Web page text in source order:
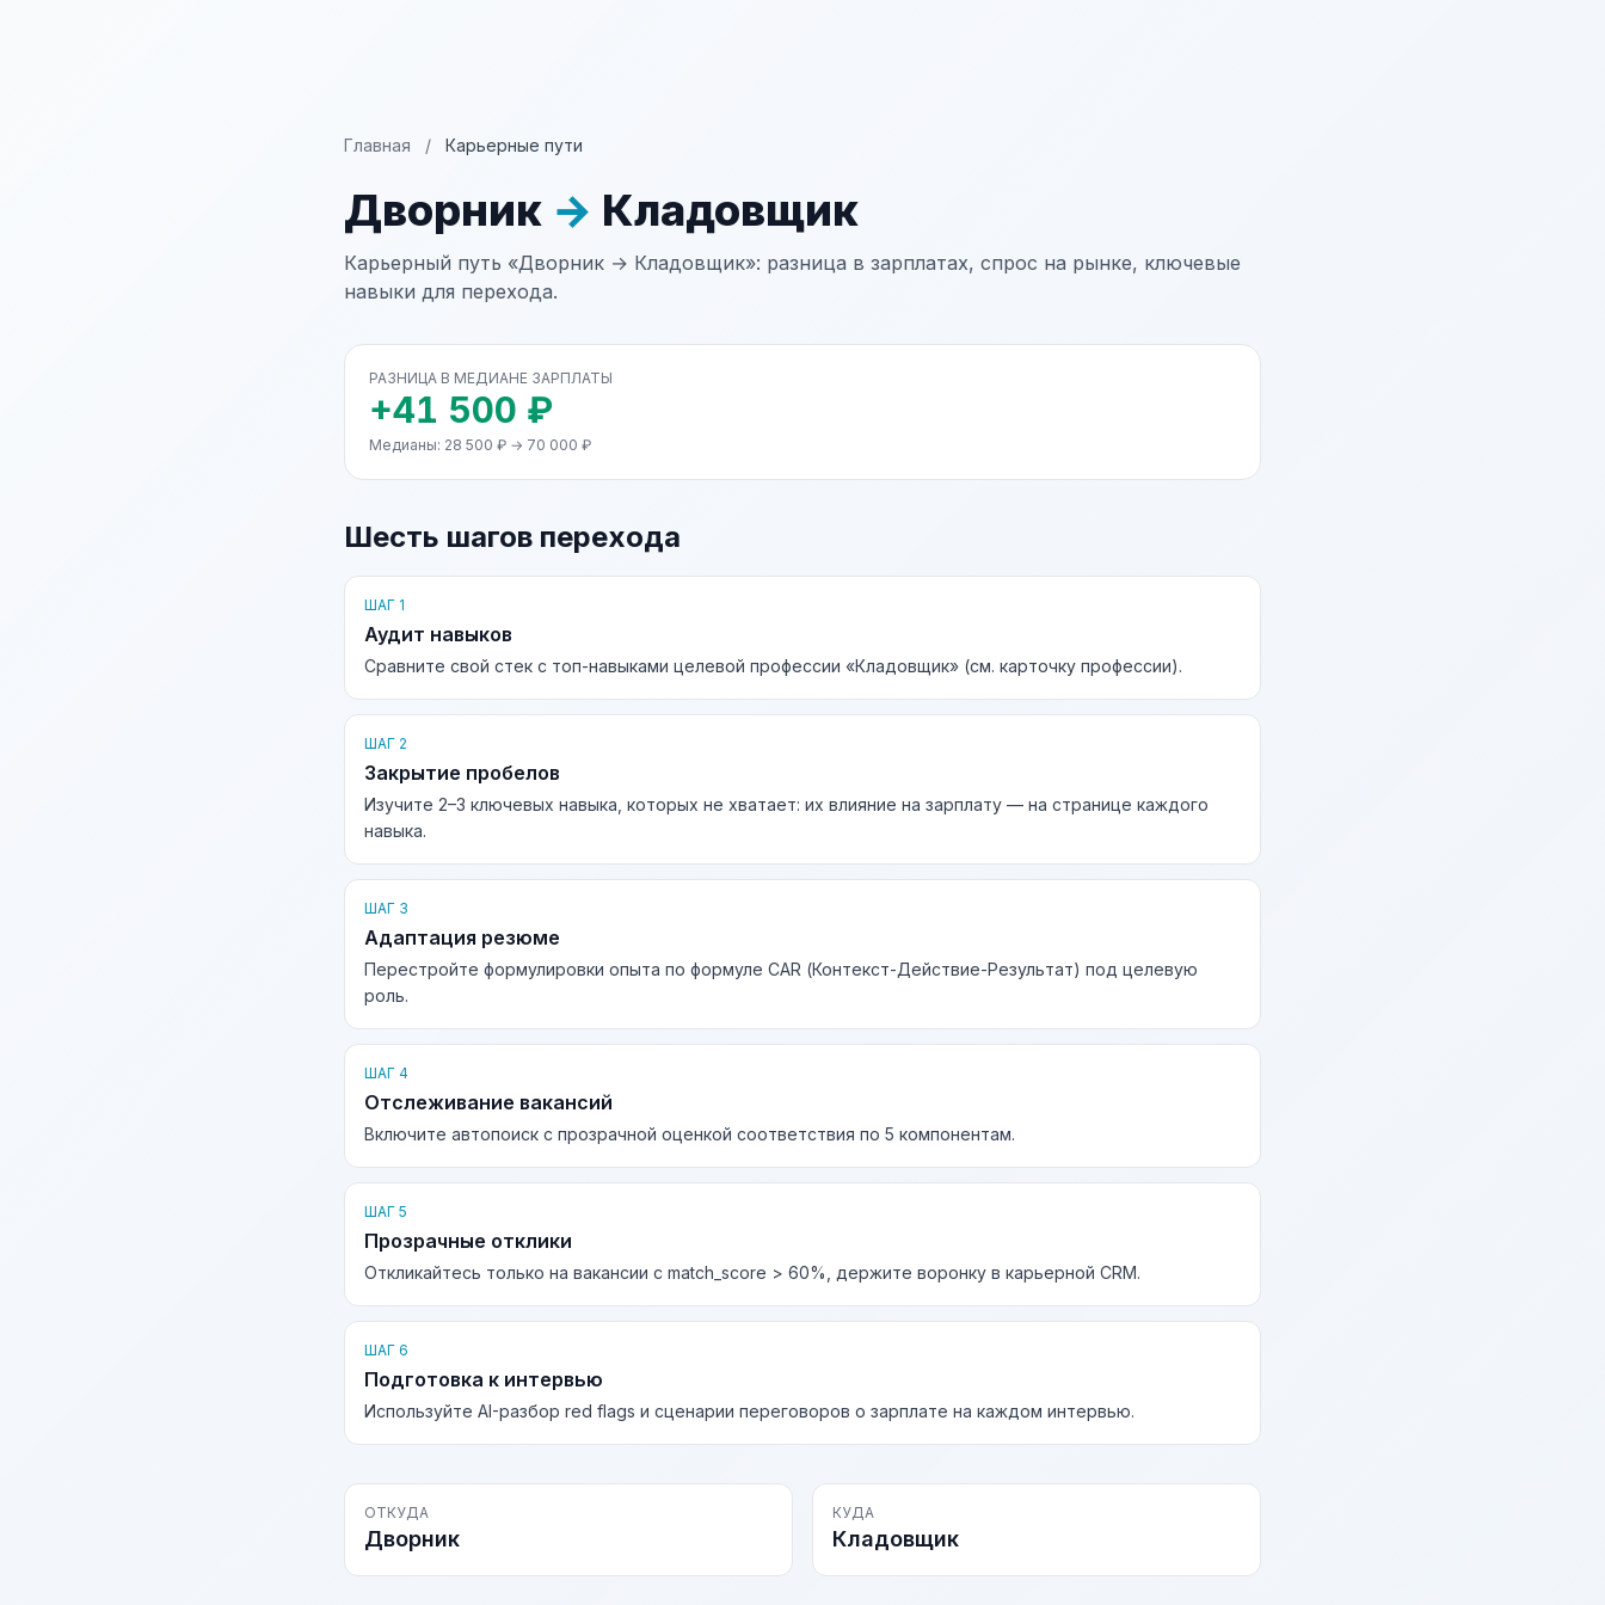
Главная / Карьерные пути
Дворник → Кладовщик
Карьерный путь «Дворник → Кладовщик»: разница в зарплатах, спрос на рынке, ключевые
навыки для перехода.
РАЗНИЦА В МЕДИАНЕ ЗАРПЛАТЫ
+41 500 ₽
Медианы: 28 500 ₽ → 70 000 ₽
Шесть шагов перехода
ШАГ 1
Аудит навыков
Сравните свой стек с топ-навыками целевой профессии «Кладовщик» (см. карточку профессии).
ШАГ 2
Закрытие пробелов
Изучите 2–3 ключевых навыка, которых не хватает: их влияние на зарплату — на странице каждого
навыка.
ШАГ 3
Адаптация резюме
Перестройте формулировки опыта по формуле CAR (Контекст-Действие-Результат) под целевую
роль.
ШАГ 4
Отслеживание вакансий
Включите автопоиск с прозрачной оценкой соответствия по 5 компонентам.
ШАГ 5
Прозрачные отклики
Откликайтесь только на вакансии с match_score > 60%, держите воронку в карьерной CRM.
ШАГ 6
Подготовка к интервью
Используйте AI-разбор red flags и сценарии переговоров о зарплате на каждом интервью.
ОТКУДА
Дворник
КУДА
Кладовщик